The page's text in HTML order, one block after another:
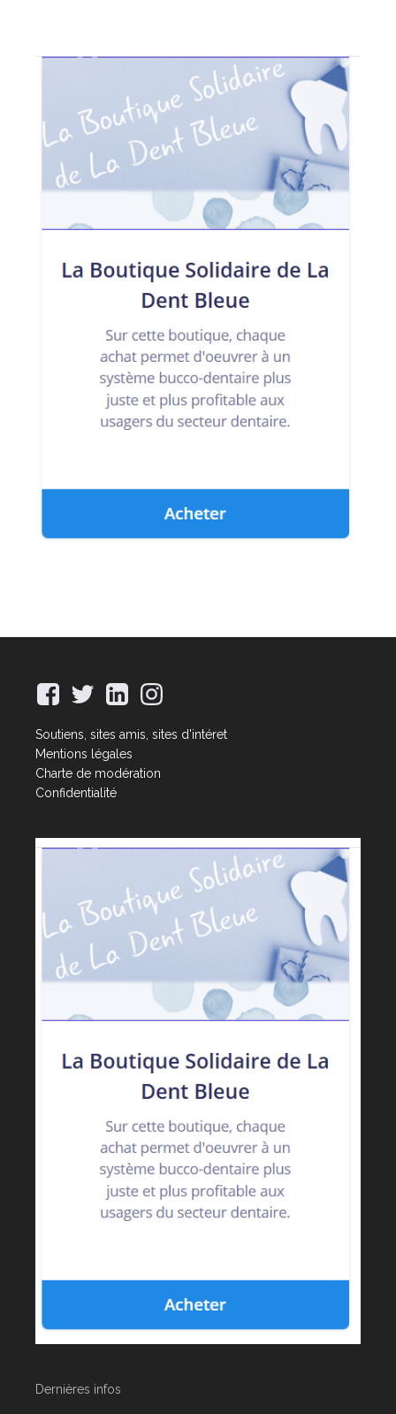
Soutiens, sites amis, sites d'intéret
Mentions légales
Charte de modération
Confidentialité
Dernières infos